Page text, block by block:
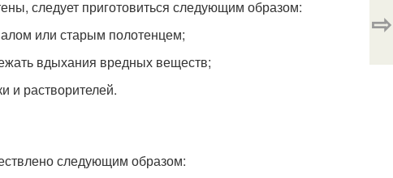
следует приготовиться следующим образом:
или старым полотенцем;
вдыхания вредных веществ;
и растворителей.
следующим образом:
⇨